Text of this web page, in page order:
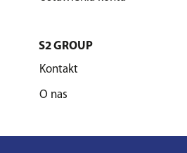
S2 GROUP
Kontakt
O nas